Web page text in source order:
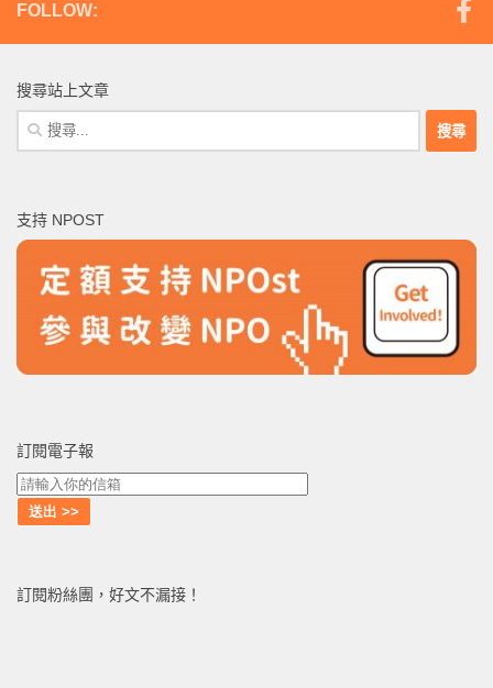
FOLLOW:
搜尋站上文章
搜
尋
字:
支持 NPOST
訂閱電子報
訂閱粉絲團，好文不漏接！